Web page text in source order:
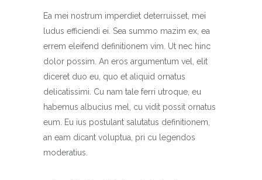
Ea mei nostrum imperdiet deterruisset, mei
ludus efficiendi ei. Sea summo mazim ex, ea
errem eleifend definitionem vim. Ut nec hinc
dolor possim. An eros argumentum vel, elit
diceret duo eu, quo et aliquid ornatus
delicatissimi. Cu nam tale ferri utroque, eu
habemus albucius mel, cu vidit possit ornatus
eum. Eu ius postulant salutatus definitionem,
an eam dicant voluptua, pri cu legendos
moderatius.